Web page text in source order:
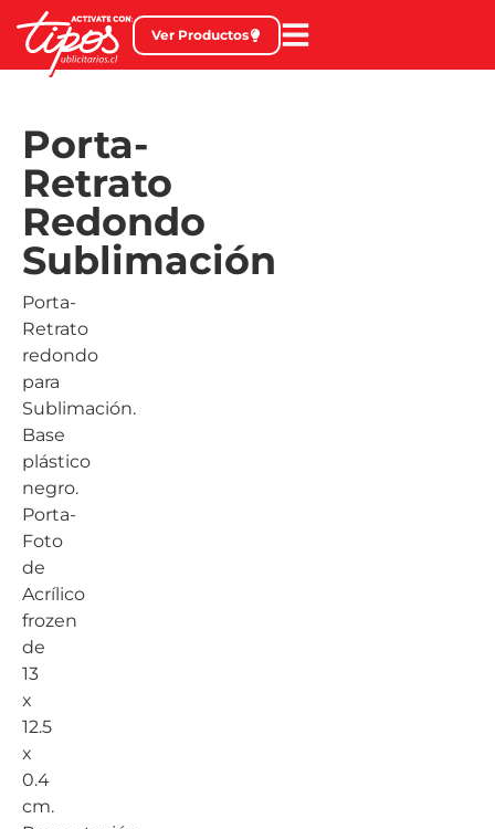
Ver Productos
Porta-
Retrato
Redondo
Sublimación
Porta-
Retrato
redondo
para
Sublimación.
Base
plástico
negro.
Porta-
Foto
de
Acrílico
frozen
de
13
x
12.5
x
0.4
cm.